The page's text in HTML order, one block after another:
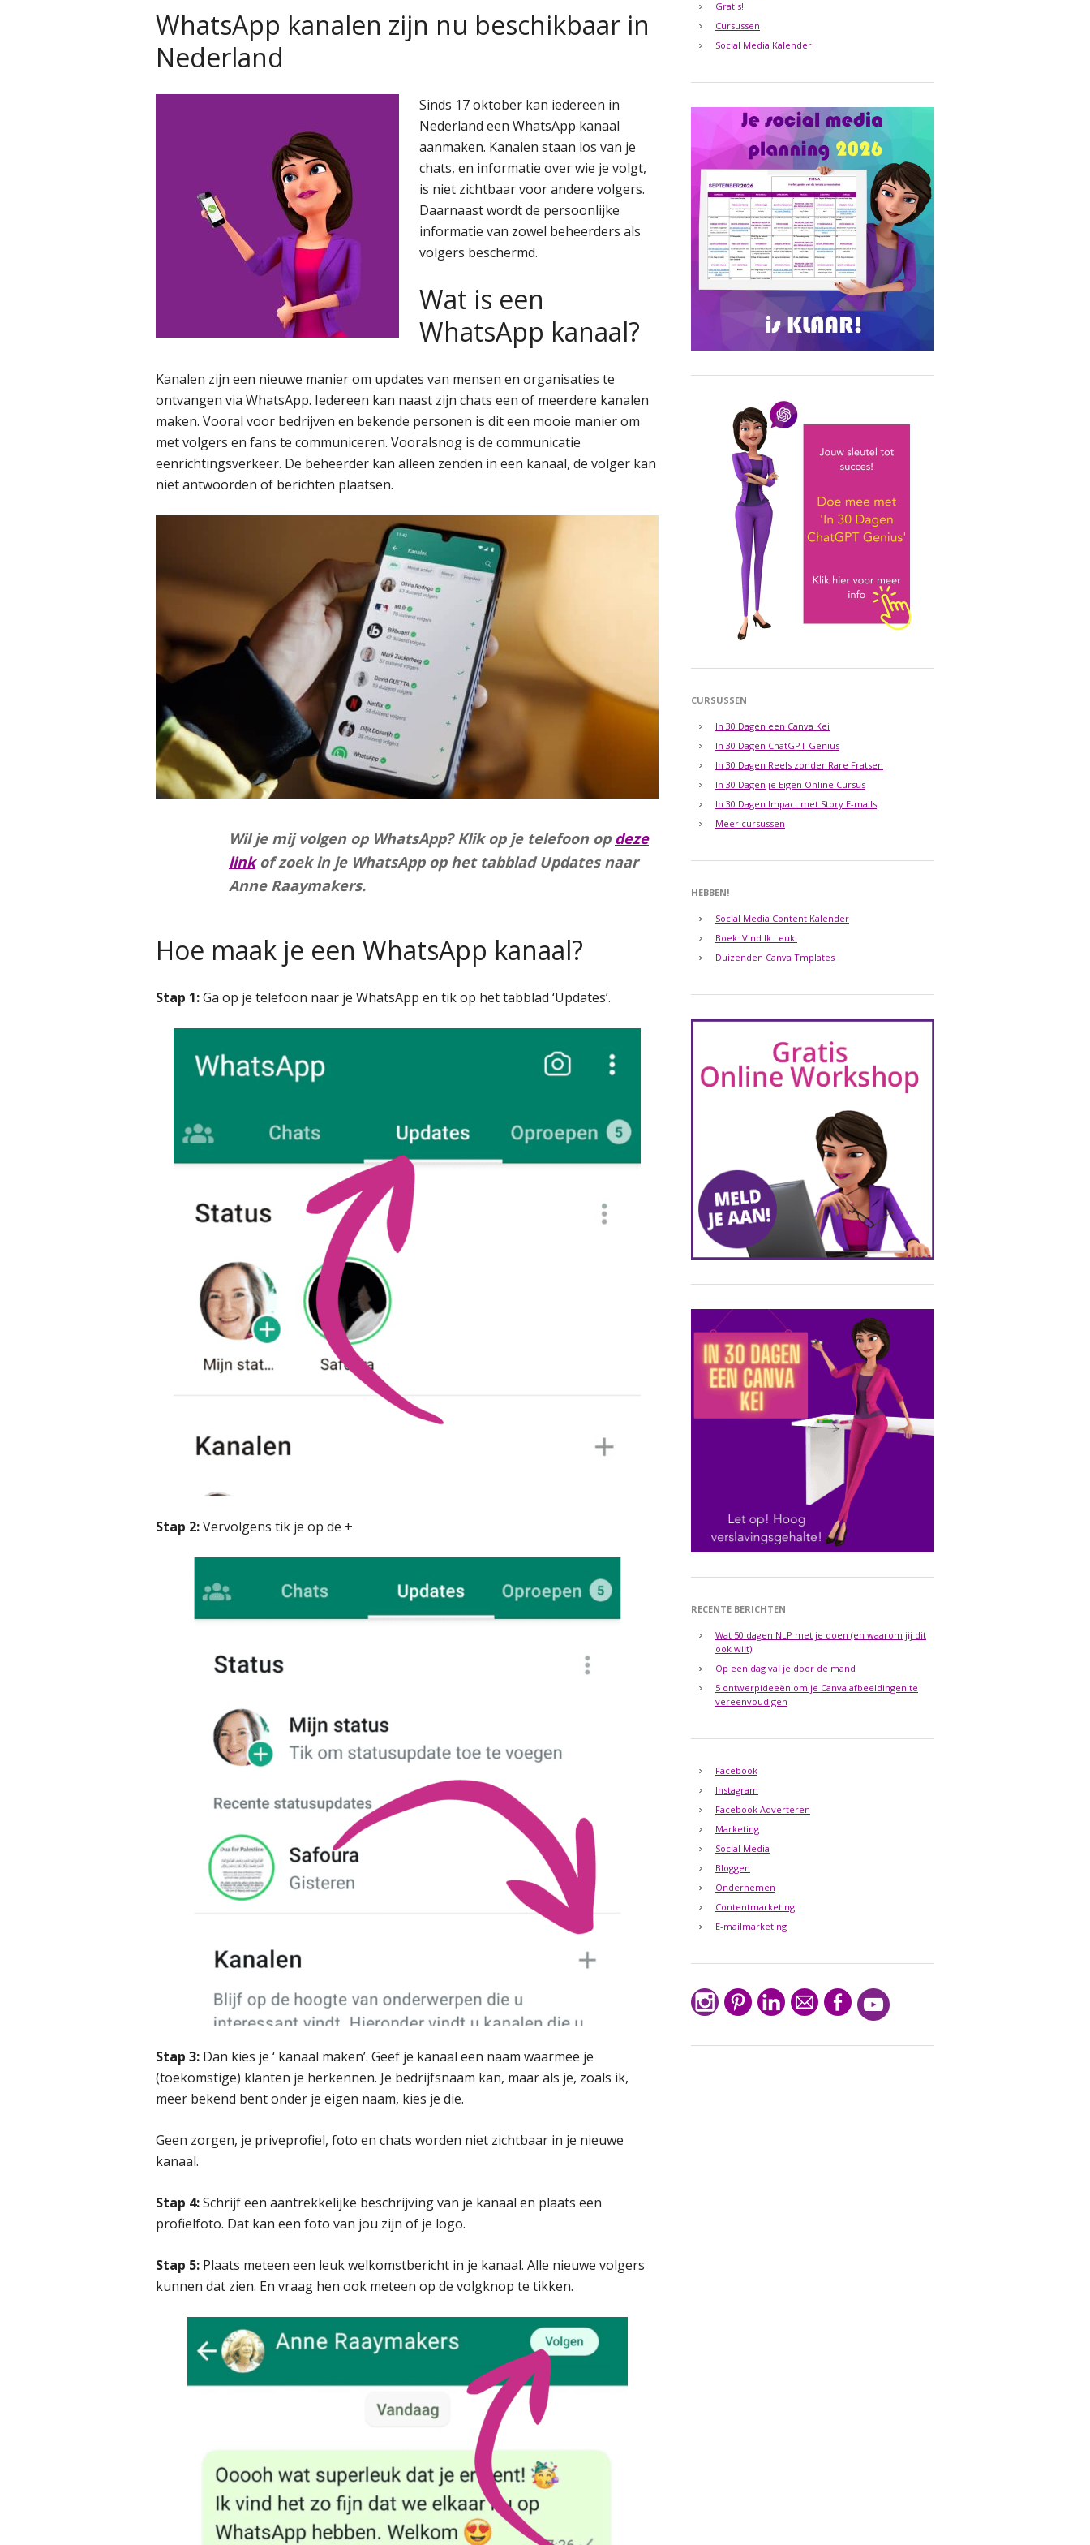
WhatsApp kanalen zijn nu beschikbaar in
Nederland
Sinds 17 oktober kan iedereen in
Nederland een WhatsApp kanaal
aanmaken. Kanalen staan los van je
chats, en informatie over wie je volgt,
is niet zichtbaar voor andere volgers.
Daarnaast wordt de persoonlijke
informatie van zowel beheerders als
volgers beschermd.
Wat is een
WhatsApp kanaal?
Kanalen zijn een nieuwe manier om updates van mensen en organisaties te
ontvangen via WhatsApp. Iedereen kan naast zijn chats een of meerdere kanalen
maken. Vooral voor bedrijven en bekende personen is dit een mooie manier om
met volgers en fans te communiceren. Vooralsnog is de communicatie
eenrichtingsverkeer. De beheerder kan alleen zenden in een kanaal, de volger kan
niet antwoorden of berichten plaatsen.
Wil je mij volgen op WhatsApp? Klik op je telefoon op deze
linkof zoek in je WhatsApp op het tabblad Updates naar
Anne Raaymakers.
Hoe maak je een WhatsApp kanaal?
Stap 1:Ga op je telefoon naar je WhatsApp en tik op het tabblad ‘Updates’.
Stap 2:Vervolgens tik je op de +
Stap 3: Dan kies je ‘ kanaal maken’. Geef je kanaal een naam waarmee je
(toekomstige) klanten je herkennen. Je bedrijfsnaam kan, maar als je, zoals ik,
meer bekend bent onder je eigen naam, kies je die.
Geen zorgen, je priveprofiel, foto en chats worden niet zichtbaar in je nieuwe
kanaal.
Stap 4:Schrijf een aantrekkelijke beschrijving van je kanaal en plaats een
profielfoto. Dat kan een foto van jou zijn of je logo.
Stap 5: Plaats meteen een leuk welkomstbericht in je kanaal. Alle nieuwe volgers
kunnen dat zien. En vraag hen ook meteen op de volgknop te tikken.
Gratis!
Cursussen
Social Media Kalender
CURSUSSEN
In 30 Dagen een Canva Kei
In 30 Dagen ChatGPT Genius
In 30 Dagen Reels zonder Rare Fratsen
In 30 Dagen je Eigen Online Cursus
In 30 Dagen Impact met Story E-mails
Meer cursussen
HEBBEN!
Social Media Content Kalender
Boek: Vind Ik Leuk!
Duizenden Canva Tmplates
RECENTE BERICHTEN
Wat 50 dagen NLP met je doen (en waarom jij dit
ook wilt)
Op een dag val je door de mand
5 ontwerpideeën om je Canva afbeeldingen te
vereenvoudigen
Facebook
Instagram
Facebook Adverteren
Marketing
Social Media
Bloggen
Ondernemen
Contentmarketing
E-mailmarketing